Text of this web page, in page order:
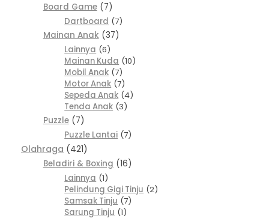
Board Game
7
Dartboard 7
Mainan Anak
37
Lainnya 6
Mainan Kuda 10
Mobil Anak 7
Motor Anak 7
Sepeda Anak 4
Tenda Anak 3
Puzzle
7
Puzzle Lantai 7
Olahraga 421
Beladiri & Boxing
16
Lainnya 1
Pelindung Gigi Tinju 2
Samsak Tinju 7
Sarung Tinju 1